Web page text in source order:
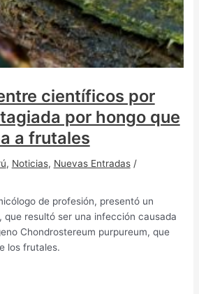
científicos por
por hongo que
a frutales
, Noticias, Nuevas Entradas/
de profesión, presentó un
que resultó ser una infección causada
Chondrostereum purpureum, que
los frutales.